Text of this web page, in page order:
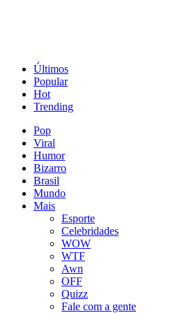
Últimos
Popular
Hot
Trending
Pop
Viral
Humor
Bizarro
Brasil
Mundo
Mais
Esporte
Celebridades
WOW
WTF
Awn
OFF
Quizz
Fale com a gente